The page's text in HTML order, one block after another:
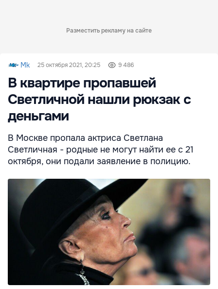
Разместить рекламу на сайте
Mk 25 октября 2021, 20:25 9 486
В квартире пропавшей
Светличной нашли рюкзак с
деньгами
В Москве пропала актриса Светлана
Светличная - родные не могут найти ее с 21
октября, они подали заявление в полицию.